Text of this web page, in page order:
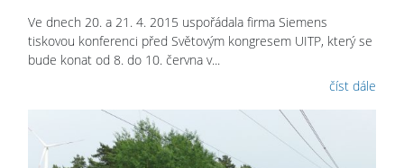
Ve dnech 20. a 21. 4. 2015 uspořádala firma Siemens
tiskovou konferenci před Světovým kongresem UITP, který se
bude konat od 8. do 10. června v...
číst dále